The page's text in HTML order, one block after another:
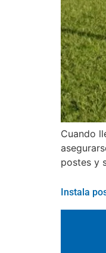
Cuando
postes y
Instala